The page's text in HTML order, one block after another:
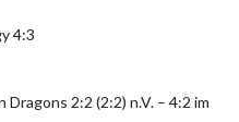
4:3
2:2 (2:2) n.V. – 4:2 im